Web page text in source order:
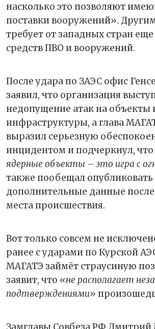
насколько это позволяют
поставки вооружений».
требует от западных стран
средств ПВО и вооружений.
После удара по ЗАЭС офис
заявил, что организация
недопущение атак на объекты
инфраструктуры, а глава
выразил серьезную
инцидентом и подчеркнул, что
ядерные объекты – это игра с
также пообещал опубликовать
дополнительные данные
места происшествия.
Вот только совсем не
ранее с ударами по Курской
МАГАТЭ займёт страусиную
заявит, что «не располагает
подтверждениями»